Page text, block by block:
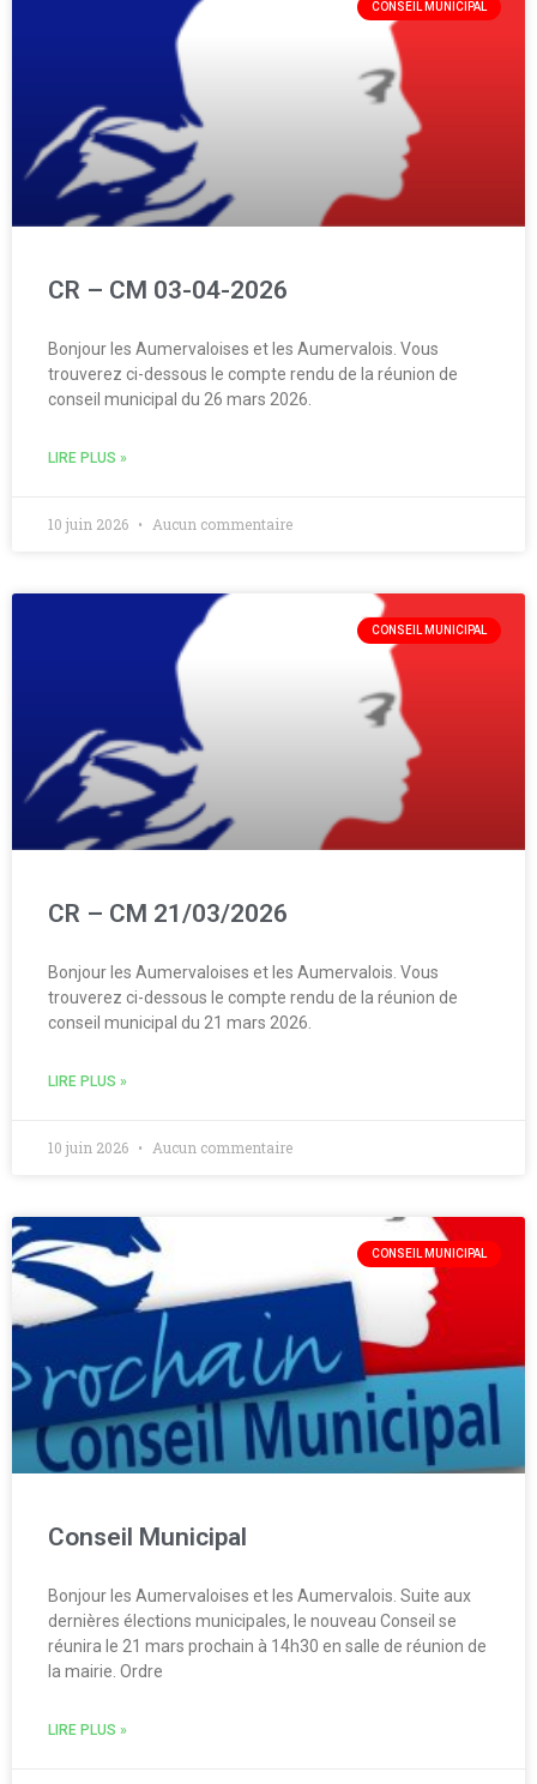
CONSEIL MUNICIPAL
CR – CM 03-04-2026
Bonjour les Aumervaloises et les Aumervalois. Vous
trouverez ci-dessous le compte rendu de la réunion de
conseil municipal du 26 mars 2026.
LIRE PLUS »
10 juin 2026 Aucun commentaire
CONSEIL MUNICIPAL
CR – CM 21/03/2026
Bonjour les Aumervaloises et les Aumervalois. Vous
trouverez ci-dessous le compte rendu de la réunion de
conseil municipal du 21 mars 2026.
LIRE PLUS »
10 juin 2026 Aucun commentaire
CONSEIL MUNICIPAL
Conseil Municipal
Bonjour les Aumervaloises et les Aumervalois. Suite aux
dernières élections municipales, le nouveau Conseil se
réunira le 21 mars prochain à 14h30 en salle de réunion de
la mairie. Ordre
LIRE PLUS »